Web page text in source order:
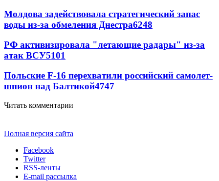
Молдова задействовала стратегический запас
воды из-за обмеления Днестра6248
РФ активизировала "летающие радары" из-за
атак ВСУ5101
Польские F-16 перехватили российский самолет-
шпион над Балтикой4747
Читать комментарии
Полная версия сайта
Facebook
Twitter
RSS-ленты
E-mail рассылка